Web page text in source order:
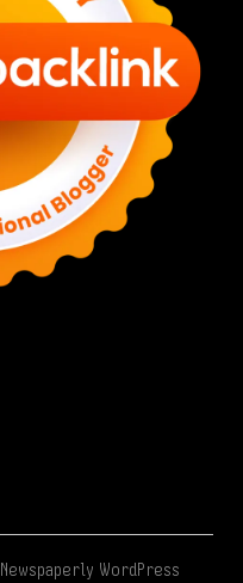
Newspaperly WordPress